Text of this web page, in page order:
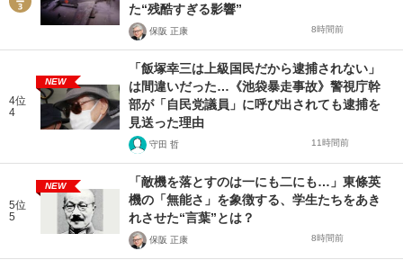
た“残酷すぎる影響”
保阪 正康 8時間前
4位
4
NEW
「飯塚幸三は上級国民だから逮捕されない」
は間違いだった…《池袋暴走事故》警視庁幹
部が「自民党議員」に呼び出されても逮捕を
見送った理由
守田 哲 11時間前
5位
5
NEW
「敵機を落とすのは一にも二にも…」東條英
機の「無能さ」を象徴する、学生たちをあき
れさせた“言葉”とは？
保阪 正康 8時間前